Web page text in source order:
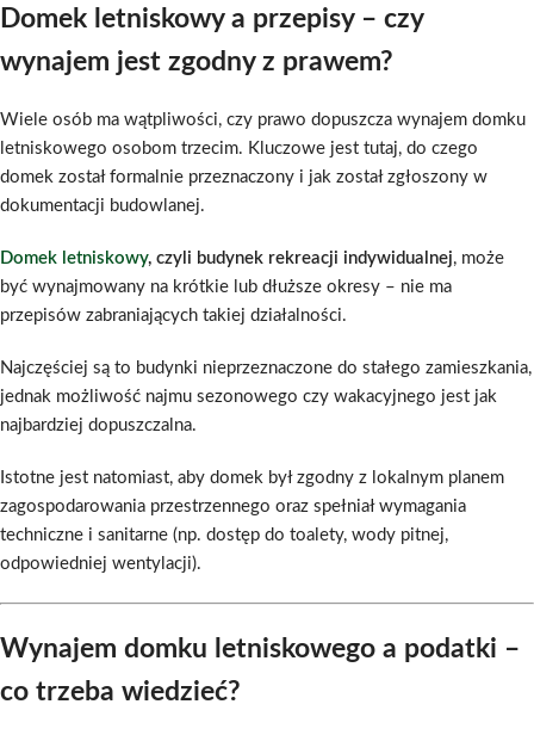
Domek letniskowy a przepisy – czy
wynajem jest zgodny z prawem?
Wiele osób ma wątpliwości, czy prawo dopuszcza wynajem domku
letniskowego osobom trzecim. Kluczowe jest tutaj, do czego
domek został formalnie przeznaczony i jak został zgłoszony w
dokumentacji budowlanej.
Domek letniskowy, czyli budynek rekreacji indywidualnej, może
być wynajmowany na krótkie lub dłuższe okresy – nie ma
przepisów zabraniających takiej działalności.
Najczęściej są to budynki nieprzeznaczone do stałego zamieszkania,
jednak możliwość najmu sezonowego czy wakacyjnego jest jak
najbardziej dopuszczalna.
Istotne jest natomiast, aby domek był zgodny z lokalnym planem
zagospodarowania przestrzennego oraz spełniał wymagania
techniczne i sanitarne (np. dostęp do toalety, wody pitnej,
odpowiedniej wentylacji).
Wynajem domku letniskowego a podatki –
co trzeba wiedzieć?